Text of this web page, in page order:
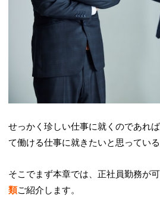
せっかく珍しい仕事に就くのであれ
て働ける仕事に就きたいと思ってい
そこでまず本章では、正社員勤務が
類ご紹介します。